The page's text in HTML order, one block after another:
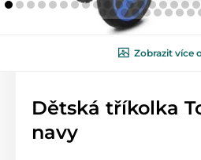
Zobrazit více
Dětská tříkolka
navy